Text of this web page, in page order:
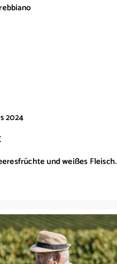
2024
und weißes Fleisch.